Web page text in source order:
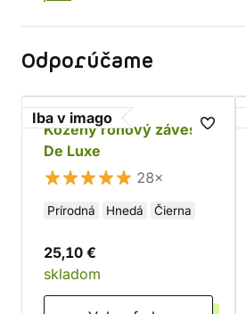
Odporúčame
Iba v imago
Kožený rohový záves
De Luxe
28×
Prírodná Hnedá Čierna
25,10 €
skladom